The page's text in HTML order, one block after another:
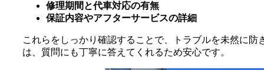
修理期間と代車対応の有無
保証内容やアフターサービスの詳細
これらをしっかり確認することで、トラブルを未然に
は、質問にも丁寧に答えてくれるため安心です。